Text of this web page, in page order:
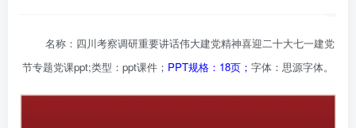
名称：四川考察调研重要讲话伟大建党精神喜迎二十大七一建党
节专题党课ppt;类型：ppt课件； PPT规格：18页； 字体：思源字体。